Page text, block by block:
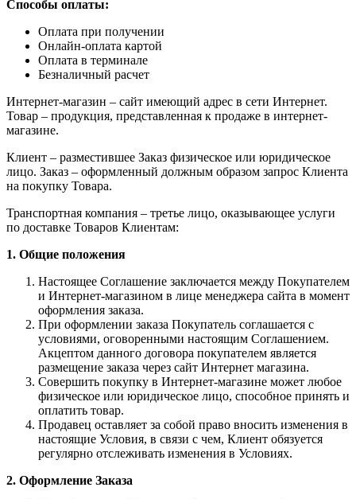
Способы оплаты:
Оплата при получении
Онлайн-оплата картой
Оплата в терминале
Безналичный расчет
Интернет-магазин – сайт имеющий адрес в сети Интернет.
Товар – продукция, представленная к продаже в интернет-
магазине.
Клиент – разместившее Заказ физическое или юридическое
лицо. Заказ – оформленный должным образом запрос Клиента
на покупку Товара.
Транспортная компания – третье лицо, оказывающее услуги
по доставке Товаров Клиентам:
1. Общие положения
Настоящее Соглашение заключается между Покупателем
и Интернет-магазином в лице менеджера сайта в момент
оформления заказа.
При оформлении заказа Покупатель соглашается с
условиями, оговоренными настоящим Соглашением.
Акцептом данного договора покупателем является
размещение заказа через сайт Интернет магазина.
Совершить покупку в Интернет-магазине может любое
физическое или юридическое лицо, способное принять и
оплатить товар.
Продавец оставляет за собой право вносить изменения в
настоящие Условия, в связи с чем, Клиент обязуется
регулярно отслеживать изменения в Условиях.
2. Оформление Заказа